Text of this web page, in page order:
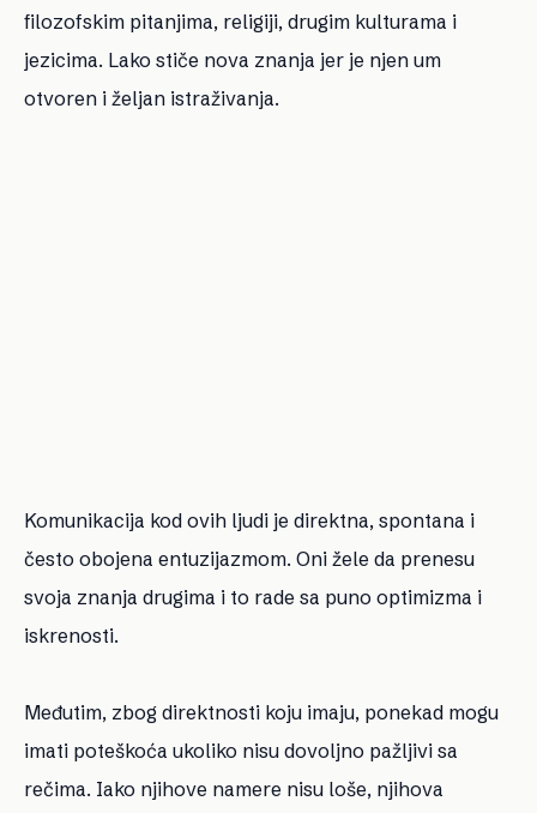
filozofskim pitanjima, religiji, drugim kulturama i
jezicima. Lako stiče nova znanja jer je njen um
otvoren i željan istraživanja.
Komunikacija kod ovih ljudi je direktna, spontana i
često obojena entuzijazmom. Oni žele da prenesu
svoja znanja drugima i to rade sa puno optimizma i
iskrenosti.
Međutim, zbog direktnosti koju imaju, ponekad mogu
imati poteškoća ukoliko nisu dovoljno pažljivi sa
rečima. Iako njihove namere nisu loše, njihova